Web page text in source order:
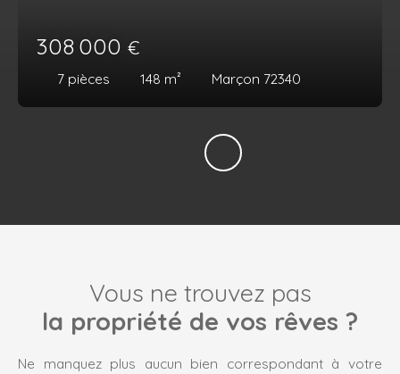
308 000 €
7 pièces 148 m² Marçon 72340
Vous ne trouvez pas
la propriété de vos rêves ?
Ne manquez plus aucun bien correspondant à votre